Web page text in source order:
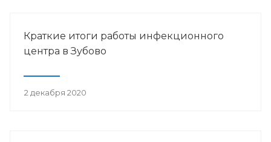
Краткие итоги работы инфекционного
центра в Зубово
2 декабря 2020